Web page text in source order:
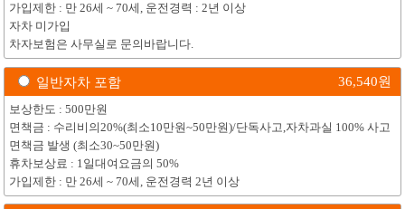
가입제한 : 만 26세 ~ 70세, 운전경력 : 2년 이상
자차 미가입
차자보험은 사무실로 문의바랍니다.
일반자차 포함 36,540원
보상한도 : 500만원
면책금 : 수리비의20%(최소10만원~50만원)/단독사고,자차과실 100% 사고
면책금 발생 (최소30~50만원)
휴차보상료 : 1일대여요금의 50%
가입제한 : 만 26세 ~ 70세, 운전경력 2년 이상